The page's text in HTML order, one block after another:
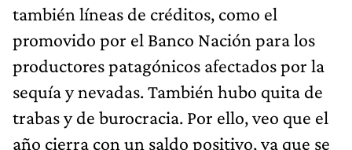
también líneas de créditos, como el
promovido por el Banco Nación para los
productores patagónicos afectados por la
sequía y nevadas. También hubo quita de
trabas y de burocracia. Por ello, veo que el
año cierra con un saldo positivo, ya que se